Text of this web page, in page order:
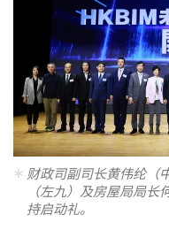
财政司副司长黄伟纶（
（左九）及房屋局局
持启动礼。